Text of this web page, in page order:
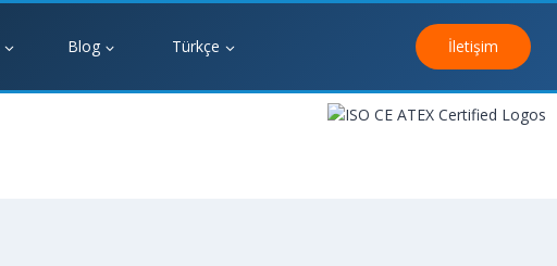
Blog Türkçe İletişim